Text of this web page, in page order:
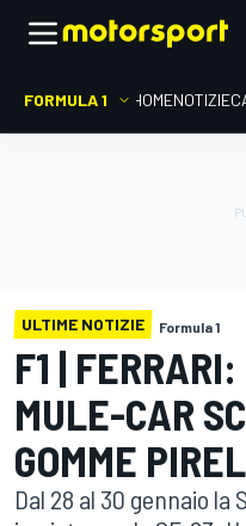
FORMULA 1 HOMENOTIZIE
ULTIME NOTIZIE Formula 1
F1 |
MULE-CAR
GOMME
Dal 28 al 30 gennaio